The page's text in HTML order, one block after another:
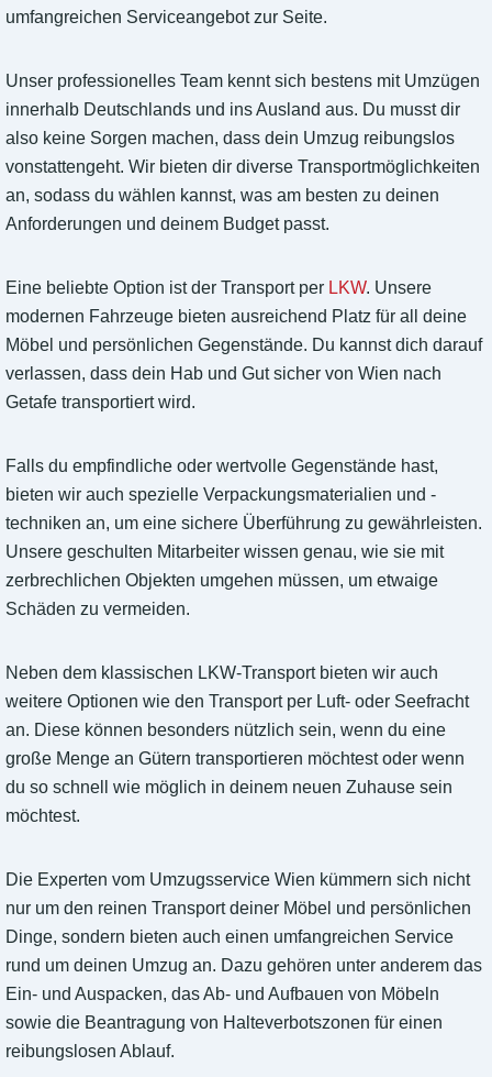
umfangreichen Serviceangebot zur Seite.
Unser professionelles Team kennt sich bestens mit Umzügen
innerhalb Deutschlands und ins Ausland aus. Du musst dir
also keine Sorgen machen, dass dein Umzug reibungslos
vonstattengeht. Wir bieten dir diverse Transportmöglichkeiten
an, sodass du wählen kannst, was am besten zu deinen
Anforderungen und deinem Budget passt.
Eine beliebte Option ist der Transport per LKW. Unsere
modernen Fahrzeuge bieten ausreichend Platz für all deine
Möbel und persönlichen Gegenstände. Du kannst dich darauf
verlassen, dass dein Hab und Gut sicher von Wien nach
Getafe transportiert wird.
Falls du empfindliche oder wertvolle Gegenstände hast,
bieten wir auch spezielle Verpackungsmaterialien und -
techniken an, um eine sichere Überführung zu gewährleisten.
Unsere geschulten Mitarbeiter wissen genau, wie sie mit
zerbrechlichen Objekten umgehen müssen, um etwaige
Schäden zu vermeiden.
Neben dem klassischen LKW-Transport bieten wir auch
weitere Optionen wie den Transport per Luft- oder Seefracht
an. Diese können besonders nützlich sein, wenn du eine
große Menge an Gütern transportieren möchtest oder wenn
du so schnell wie möglich in deinem neuen Zuhause sein
möchtest.
Die Experten vom Umzugsservice Wien kümmern sich nicht
nur um den reinen Transport deiner Möbel und persönlichen
Dinge, sondern bieten auch einen umfangreichen Service
rund um deinen Umzug an. Dazu gehören unter anderem das
Ein- und Auspacken, das Ab- und Aufbauen von Möbeln
sowie die Beantragung von Halteverbotszonen für einen
reibungslosen Ablauf.